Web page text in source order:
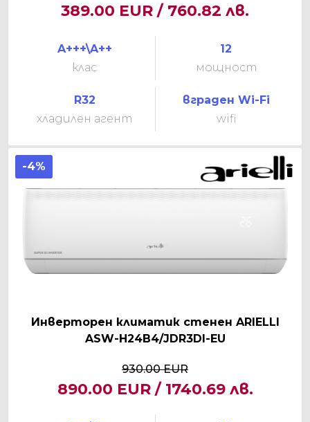
389.00 EUR / 760.82 лв.
A+++\A++
клас
12
мощност
R32
хладилен агент
вграден Wi-Fi
wifi
-4%
Инверторен климатик стенен ARIELLI
ASW-H24B4/JDR3DI-EU
930.00 EUR
890.00 EUR / 1740.69 лв.